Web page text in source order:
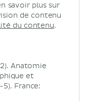
savoir plus sur
de contenu
du contenu.
Anatomie
et
France: